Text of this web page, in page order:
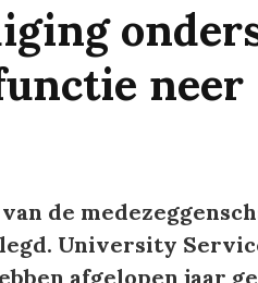
neer
de
University
afgelopen jaar